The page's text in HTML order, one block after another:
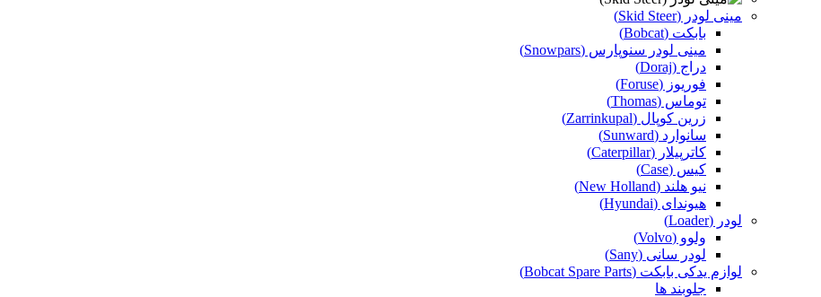
مینی لودر (Skid Steer)
بابکت (Bobcat)
مینی لودر سنوپارس (Snowpars)
دراج (Doraj)
فوریوز (Foruse)
توماس (Thomas)
زرین کوپال (Zarrinkupal)
سانوارد (Sunward)
کاترپیلار (Caterpillar)
کیس (Case)
نیو هلند (New Holland)
هیوندای (Hyundai)
لودر (Loader)
ولوو (Volvo)
لودر سانی (Sany)
لوازم یدکی بابکت (Bobcat Spare Parts)
جلوبند ها